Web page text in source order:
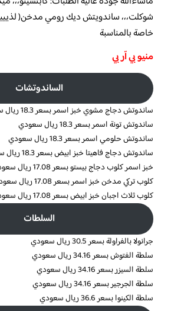
شوكلت،،، ساندويتش ديك رومي مدخن(
خاصة بالمناسبة
منيو بي آر بي
الساندوتشات
ساندوتش دجاج مشوي خبز اسمر بسعر 18.3 ريال سعودي
ساندوتش تونة اسمر بسعر 18.3 ريال سعودي
ساندوتش حلومي اسمر بسعر 18.3 ريال سعودي
ساندوتش دجاج فاهيتا خبز ابيض بسعر 18.3 ريال سعودي
خبز اسمر كلوب دجاج بيستو بسعر 17.08 ريال سعودي
كلوب تركي مدخن خبز اسمر بسعر 17.08 ريال سعودي
كلوب ثلاث اجبان خبز ابيض بسعر 17.08 ريال سعودي
السلطات
جرانولا بالفراولة بسعر 30.5 ريال سعودي
سلطة الفتوش بسعر 34.16 ريال سعودي
سلطة السيزر بسعر 34.16 ريال سعودي
سلطة الجرجير بسعر 34.16 ريال سعودي
سلطة الكينوا بسعر 36.6 ريال سعودي